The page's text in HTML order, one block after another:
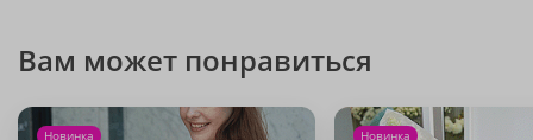
Вам может понравиться
Новинка Новинка